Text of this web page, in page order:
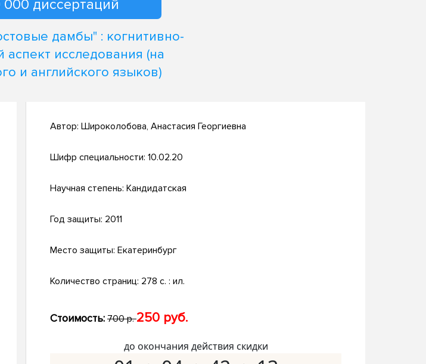
диссертаций
дамбы" : когнитивно-
аспект исследования (на
и английского языков)
Автор: Широколобова, Анастасия Георгиевна
Шифр специальности: 10.02.20
Научная степень: Кандидатская
Год защиты: 2011
Место защиты: Екатеринбург
Количество страниц: 278 с. : ил.
Стоимость: 700 р.250 руб.
до окончания действия скидки